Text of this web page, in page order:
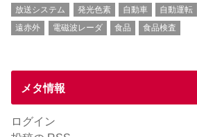
放送システム
発光色素 自動車 自動運転
遠赤外
電磁波レーダ 食品 食品検査
メタ情報
ログイン